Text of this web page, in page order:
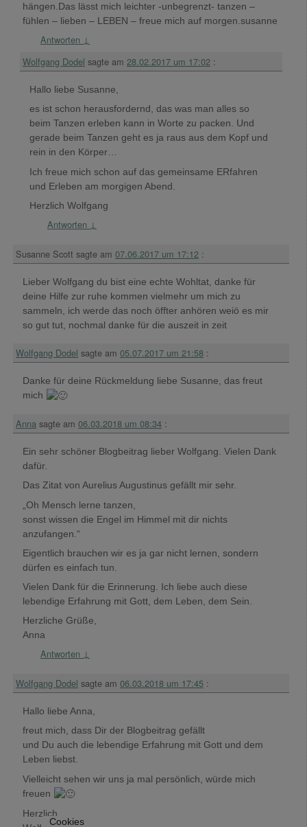
hängen.Das lässt mich leichter -unbegrenzt- tanzen –
fühlen – lieben – LEBEN – freue mich auf morgen.susanne
Antworten ↓
Wolfgang Dodel sagte am 28.02.2017 um 17:02 :
Hallo liebe Susanne,
es ist schon herausfordernd, das was man alles so
beim Tanzen erleben kann in Worte zu packen. Und
gerade beim Tanzen geht es ja raus aus dem Kopf und
rein in den Körper…
Ich freue mich schon auf das gemeinsame ERfahren
und Erleben am morgigen Abend.
Herzlich Wolfgang
Antworten ↓
Susanne Scott sagte am 07.06.2017 um 17:12 :
Lieber Wolfgang du bist eine echte Wohltat, danke für
deine Hilfe zur ruhe kommen vielmehr um mich zu
sammeln, ich werde das noch öffter anhören weiö es mir
so gut tut, nochmal danke für die auszeit in zeit
Wolfgang Dodel sagte am 05.07.2017 um 21:58 :
Danke für deine Rückmeldung liebe Susanne, das freut
mich
Anna sagte am 06.03.2018 um 08:34 :
Ein sehr schöner Blogbeitrag lieber Wolfgang. Vielen Dank
dafür.
Das Zitat von Aurelius Augustinus gefällt mir sehr.
„Oh Mensch lerne tanzen,
sonst wissen die Engel im Himmel mit dir nichts
anzufangen.“
Eigentlich brauchen wir es ja gar nicht lernen, sondern
dürfen es einfach tun.
Vielen Dank für die Erinnerung. Ich liebe auch diese
lebendige Erfahrung mit Gott, dem Leben, dem Sein.
Herzliche Grüße,
Anna
Antworten ↓
Wolfgang Dodel sagte am 06.03.2018 um 17:45 :
Hallo liebe Anna,
freut mich, dass Dir der Blogbeitrag gefällt
und Du auch die lebendige Erfahrung mit Gott und dem
Leben liebst.
Vielleicht sehen wir uns ja mal persönlich, würde mich
freuen
Herzlich
Cookies